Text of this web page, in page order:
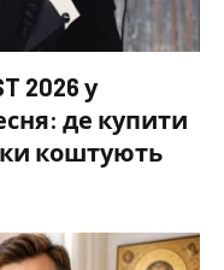
2026 у
де купити
коштують